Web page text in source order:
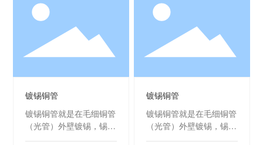
配套元件。
配套元件。
镀锡铜管
镀锡铜管就是在毛细铜管
（光管）外壁镀锡，锡层
厚度一般在3.0-5.0微
镀锡铜管
镀锡铜管
镀锡铜管就是在毛细铜管
（光管）外壁镀锡，锡层
厚度一般在3.0-5.0微
镀锡铜管